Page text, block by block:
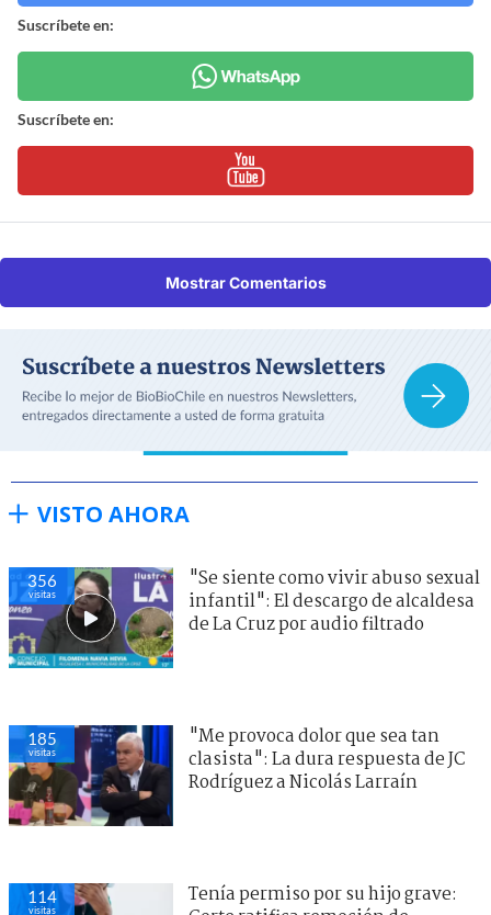
Suscríbete en:
Suscríbete en:
Mostrar Comentarios
VISTO AHORA
356
visitas
"Se siente como vivir abuso sexual
infantil": El descargo de alcaldesa
de La Cruz por audio filtrado
185
visitas
"Me provoca dolor que sea tan
clasista": La dura respuesta de JC
Rodríguez a Nicolás Larraín
114
visitas
Tenía permiso por su hijo grave: